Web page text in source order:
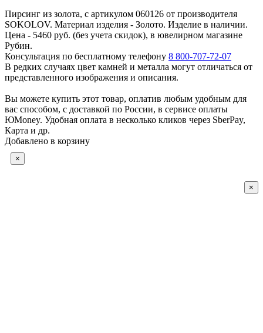
Пирсинг из золота, с артикулом 060126 от производителя
SOKOLOV. Материал изделия - Золото. Изделие в наличии.
Цена - 5460 руб. (без учета скидок), в ювелирном магазине
Рубин.
Консультация по бесплатному телефону 8 800-707-72-07
В редких случаях цвет камней и металла могут отличаться от
представленного изображения и описания.
Вы можете купить этот товар, оплатив любым удобным для
вас способом, с доставкой по России, в сервисе оплаты
ЮMoney. Удобная оплата в несколько кликов через SberPay,
Карта и др.
Добавлено в корзину
×
×